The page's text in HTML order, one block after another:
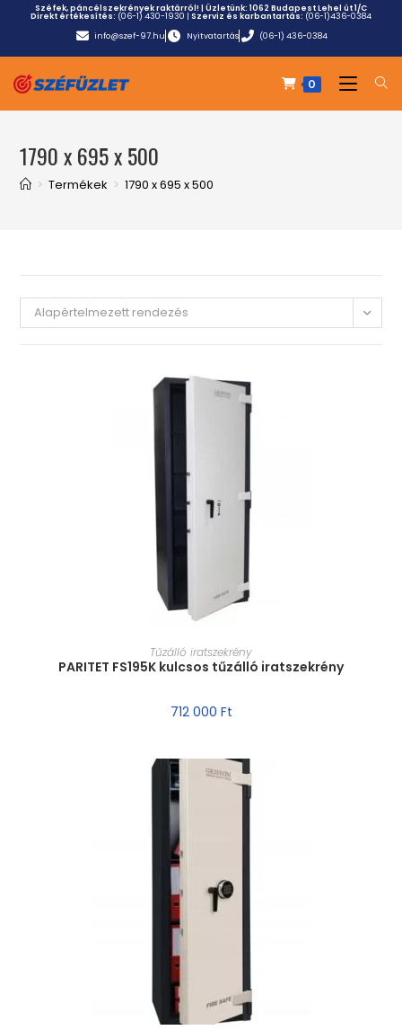
Széfek, páncélszekrények raktárról! | Üzletünk:1062 Budapest Lehel út 1/C
Direkt értékesítés: (06-1) 430-1930 | Szerviz és karbantartás: (06-1)436-0384
info@szef-97.hu
Nyitvatartás (06-1) 436-0384
0
1790 x 695 x 500
> Termékek > 1790 x 695 x 500
Alapértelmezett rendezés
MÉRET VÁLASZTÁSA
Tűzálló iratszekrény
PARITET FS195K kulcsos tűzálló iratszekrény
712 000 Ft